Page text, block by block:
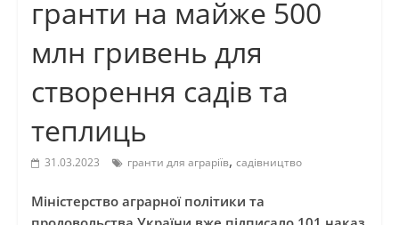
гранти на майже 500
млн гривень для
створення садів та
теплиць
31.03.2023 гранти для аграріїв, садівництво
Міністерство аграрної політики та